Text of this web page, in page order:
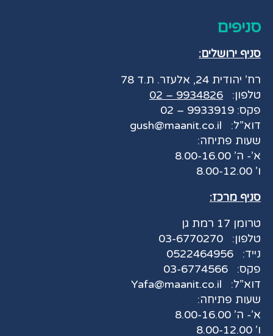
סניפים
סניף ירושלים:
רח’ יהודית 24, אלעזר. ת.ד 78
טלפון:
9934826 – 02
פקס: 9933919 – 02
דוא”ל:
שעות פתיחה:
א’- ה’ 8.00-16.00
ו’ 8.00-12.00
סניף מרכז:
טרומן 17 רמת גן
טלפון:
03-6770270
נייד:
0522464956
פקס:
03-6774566
דוא”ל:
Yafa@maanit.co.il
שעות פתיחה:
א’- ה’ 8.00-16.00
ו’ 8.00-12.00